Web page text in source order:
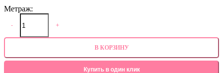
Метраж:
- +
В КОРЗИНУ
Купить в один клик